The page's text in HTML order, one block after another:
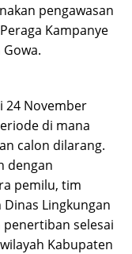
pengawasan
Kampanye
24 November
di mana
calon dilarang.
dengan
pemilu, tim
Lingkungan
penertiban selesai
Kabupaten